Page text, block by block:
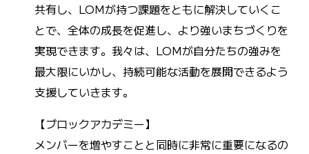
共有し、LOMが持つ課題をともに解決していくこ
とで、全体の成長を促進し、より強いまちづくりを
実現できます。我々は、LOMが自分たちの強みを
最大限にいかし、持続可能な活動を展開できるよう
支援していきます。
【ブロックアカデミー】
メンバーを増やすことと同時に非常に重要になるの